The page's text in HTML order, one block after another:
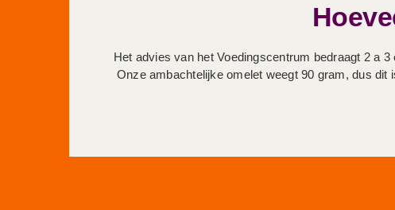
Het advies van hetVoedingscentrum bedraagt 2 a
Onze ambachtelijke omelet weegt 90 gram, dus